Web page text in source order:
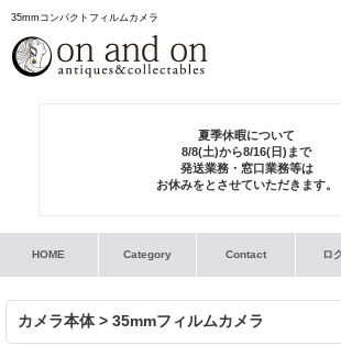
35mmコンパクトフィルムカメラ
夏季休暇について
8/8(土)から8/16(日)まで
発送業務・窓口業務等は
お休みをとさせていただきます。
HOME Category Contact ロ
カメラ本体 > 35mmフィルムカメラ